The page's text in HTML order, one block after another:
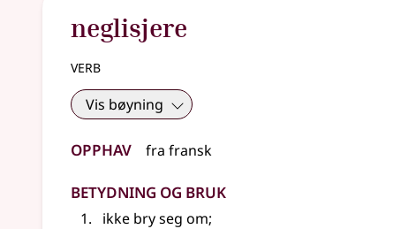
neglisjere
verb
Vis bøyning
Opphav fra fransk
Betydning og bruk
ikke bry seg om;